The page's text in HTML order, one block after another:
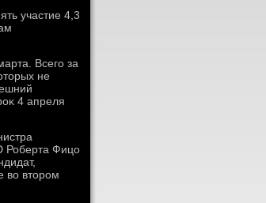
участие 4,3
Всего за
не
4 апреля
Роберта Фицо
вο втοром